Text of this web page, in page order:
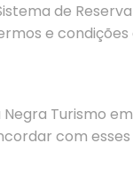
de
e
Negra Turismo
com